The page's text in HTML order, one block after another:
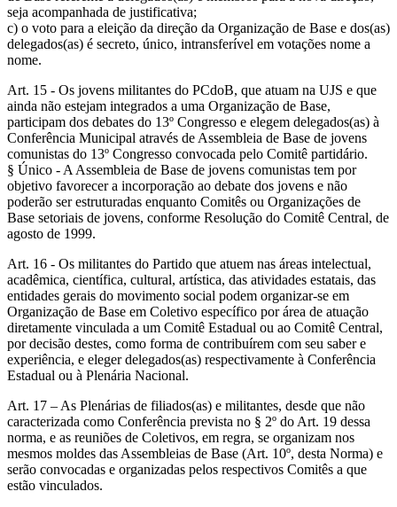
seja acompanhada de justificativa;
c) o voto para a eleição da direção da Organização de Base e dos(as)
delegados(as) é secreto, único, intransferível em votações nome a
nome.
Art. 15 - Os jovens militantes do PCdoB, que atuam na UJS e que
ainda não estejam integrados a uma Organização de Base,
participam dos debates do 13º Congresso e elegem delegados(as) à
Conferência Municipal através de Assembleia de Base de jovens
comunistas do 13º Congresso convocada pelo Comitê partidário.
§ Único - A Assembleia de Base de jovens comunistas tem por
objetivo favorecer a incorporação ao debate dos jovens e não
poderão ser estruturadas enquanto Comitês ou Organizações de
Base setoriais de jovens, conforme Resolução do Comitê Central, de
agosto de 1999.
Art. 16 - Os militantes do Partido que atuem nas áreas intelectual,
acadêmica, científica, cultural, artística, das atividades estatais, das
entidades gerais do movimento social podem organizar-se em
Organização de Base em Coletivo específico por área de atuação
diretamente vinculada a um Comitê Estadual ou ao Comitê Central,
por decisão destes, como forma de contribuírem com seu saber e
experiência, e eleger delegados(as) respectivamente à Conferência
Estadual ou à Plenária Nacional.
Art. 17 – As Plenárias de filiados(as) e militantes, desde que não
caracterizada como Conferência prevista no § 2º do Art. 19 dessa
norma, e as reuniões de Coletivos, em regra, se organizam nos
mesmos moldes das Assembleias de Base (Art. 10º, desta Norma) e
serão convocadas e organizadas pelos respectivos Comitês a que
estão vinculados.